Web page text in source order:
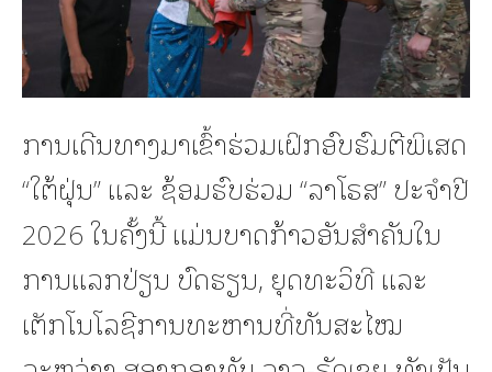
ການເດີນທາງມາເຂົ້າຮ່ວມເຝິກອົບຮົມຕີພິເສດ
“ໃຕ້ຝຸ່ນ” ແລະ ຊ້ອມຮົບຮ່ວມ “ລາໂຣສ” ປະຈຳປີ
2026 ໃນຄັ້ງນີ້ ແມ່ນບາດກ້າວອັນສຳຄັນໃນ
ການແລກປ່ຽນ ບົດຮຽນ, ຍຸດທະວິທີ ແລະ
ເຕັກໂນໂລຊີການທະຫານທີ່ທັນສະໄໝ